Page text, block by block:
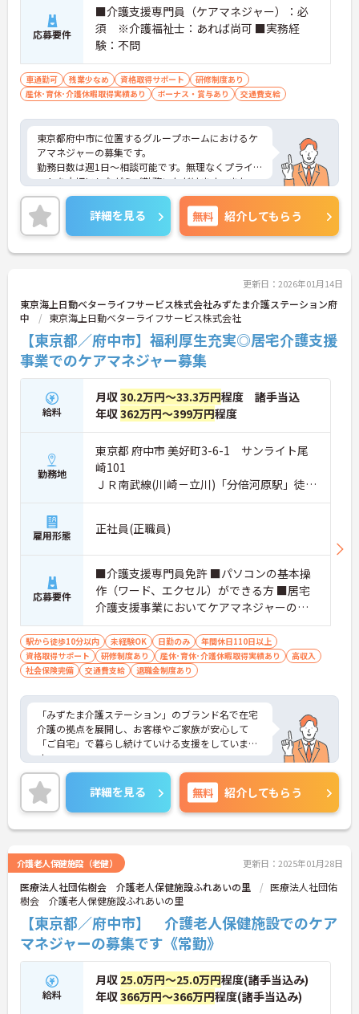
応募要件
■介護支援専門員（ケアマネジャー）：必
須 ※介護福祉士：あれば尚可 ■実務経
験：不問
車通勤可 残業少なめ 資格取得サポート
研修制度あり
産休･育休･介護休暇取得実績あり
ボーナス・賞与あり 交通費支給
東京都府中市に位置するグループホームにおけるケ
アマネジャーの募集です。
勤務日数は週1日～相談可能です。無理なくプライベ
ートを大切にしながらご勤務いただけます。また、
福利厚生が充実しています。働きやすい環境が整っ
ており、安心して長くご勤務いただけます。
ご興味のある方には、面接対策ポイントなど、さら
に詳細をご案内しますのでお気軽にご相談くださ
い！
詳細を見る 無料 紹介してもらう
更新日：2026年01月14日
東京海上日動ベターライフサービス株式会社みずたま介護ステーション府
中
東京海上日動ベターライフサービス株式会社
【東京都／府中市】福利厚生充実◎居宅介護支援
事業でのケアマネジャー募集
給料
月収30.2万円～33.3万円程度 諸手当込
年収362万円～399万円程度
勤務地
東京都 府中市 美好町3-6-1 サンライト尾
崎101
ＪＲ南武線(川崎－立川)「分倍河原駅」徒歩
6分
雇用形態 正社員(正職員)
応募要件
■介護支援専門員免許 ■パソコンの基本操
作（ワード、エクセル）ができる方 ■居宅
介護支援事業においてケアマネジャーの経
験がある方
駅から徒歩10分以内 未経験OK 日勤のみ
年間休日110日以上
資格取得サポート
研修制度あり 産休･育休･介護休暇取得実績あり
高収入
社会保険完備
交通費支給 退職金制度あり
「みずたま介護ステーション」のブランド名で在宅
介護の拠点を展開し、お客様やご家族が安心して
「ご自宅」で暮らし続けていける支援をしていま
す。
福利厚生が整っていますので、安心してご就業して
いただけます。
ご興味のある方はお気軽にお問合せ下さい。
詳細を見る 無料 紹介してもらう
介護老人保健施設（老健） 更新日：2025年01月28日
医療法人社団佑樹会 介護老人保健施設ふれあいの里
医療法人社団佑
樹会 介護老人保健施設ふれあいの里
【東京都／府中市】 介護老人保健施設でのケア
マネジャーの募集です《常勤》
給料
月収 25.0万円～25.0万円程度(諸手当込み)
年収366万円～366万円程度(諸手当込み)